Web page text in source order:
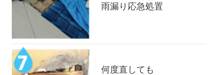
雨漏り応急処置
何度直しても